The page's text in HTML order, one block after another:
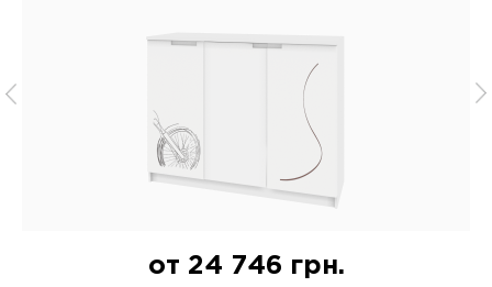
от 24 746 грн.